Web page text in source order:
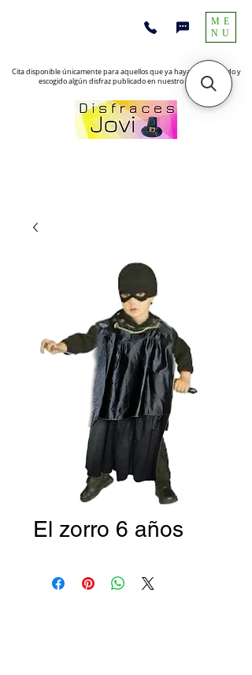
Cita disponible únicamente para aquellos que ya hayan encontrado y
escogido algún disfraz publicado en nuestro sitio web
ME
NU
El zorro 6 años